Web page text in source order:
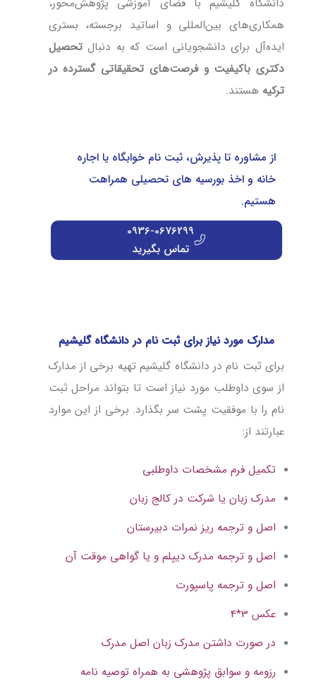
دانشگاه گلیشیم با فضای آموزشی پژوهش‌محور،
همکاری‌های بین‌المللی و اساتید برجسته، بستری
ایده‌آل برای دانشجویانی است که به دنبالتحصیل
دکتری باکیفیت و فرصت‌های تحقیقاتی گسترده در
ترکیه هستند.
از مشاوره تا پذیرش، ثبت نام خوابگاه یا اجاره
خانه و اخذ بورسیه های تحصیلی همراهت
هستیم.
0936-0676299
تماس بگیرید
مدارک مورد نیاز برای ثبت نام در دانشگاه گلیشیم
برای ثبت نام در دانشگاه گلیشیم تهیه برخی از مدارک
از سوی داوطلب مورد نیاز است تا بتواند مراحل ثبت
نام را با موفقیت پشت سر بگذارد. برخی از این موارد
عبارتند از:
تکمیل فرم مشخصات داوطلبی
مدرک زبان یا شرکت در کالج زبان
اصل و ترجمه ریز نمرات دبیرستان
اصل و ترجمه مدرک دیپلم و یا گواهی موقت آن
اصل و ترجمه پاسپورت
عکس 3*4
در صورت داشتن مدرک زبان اصل مدرک
رزومه و سوابق پژوهشی به همراه توصیه نامه